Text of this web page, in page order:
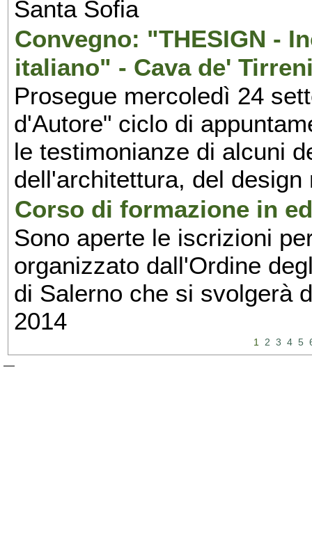
Santa Sofia
Convegno: "THESIGN -
italiano" - Cava de'
Prosegue mercoledì 24
d'Autore" ciclo di
le testimonianze di alcuni
dell'architettura, del
Corso di formazione in
Sono aperte le iscrizioni
organizzato dall'Ordine
di Salerno che si svolgerà
2014
1 2 3 4 5